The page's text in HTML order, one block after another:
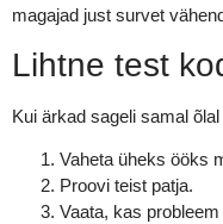
magajad just survet
Lihtne test
Kui ärkad sageli samal
Vaheta üheks ööks
Proovi teist patja.
Vaata, kas